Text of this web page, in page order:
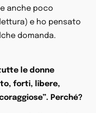
anche poco
e ho pensato
domanda.
le donne
forti, libere,
Perché?